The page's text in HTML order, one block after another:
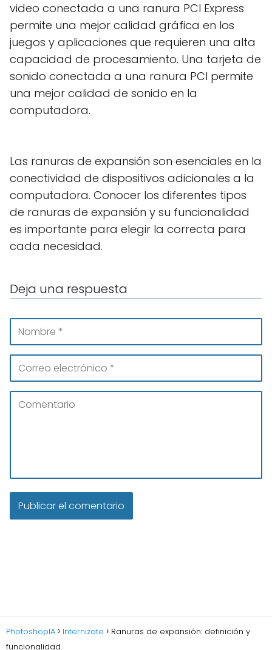
video conectada a una ranura PCI Express
permite una mejor calidad gráfica en los
juegos y aplicaciones que requieren una alta
capacidad de procesamiento. Una tarjeta de
sonido conectada a una ranura PCI permite
una mejor calidad de sonido en la
computadora.
Las ranuras de expansión son esenciales en la
conectividad de dispositivos adicionales a la
computadora. Conocer los diferentes tipos
de ranuras de expansión y su funcionalidad
es importante para elegir la correcta para
cada necesidad.
Deja una respuesta
PhotoshopIA Internizate
Ranuras de expansión: definición y
funcionalidad.